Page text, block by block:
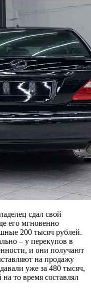
сдал свой
его мгновенно
200 тысяч рублей.
– у перекупов в
и они получают
на продажу
уже за 480 тысяч,
то время составлял